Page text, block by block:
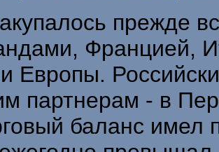
прежде
Францией,
Европы.
партнерам - в
баланс имел